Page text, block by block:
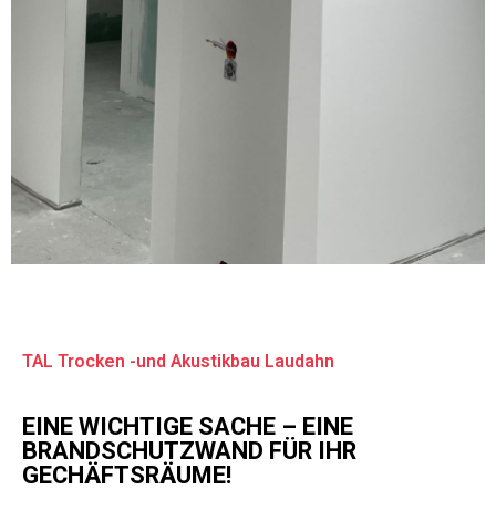
TAL Trocken -und Akustikbau Laudahn
EINE WICHTIGE SACHE – EINE
BRANDSCHUTZWAND FÜR IHR
GECHÄFTSRÄUME!